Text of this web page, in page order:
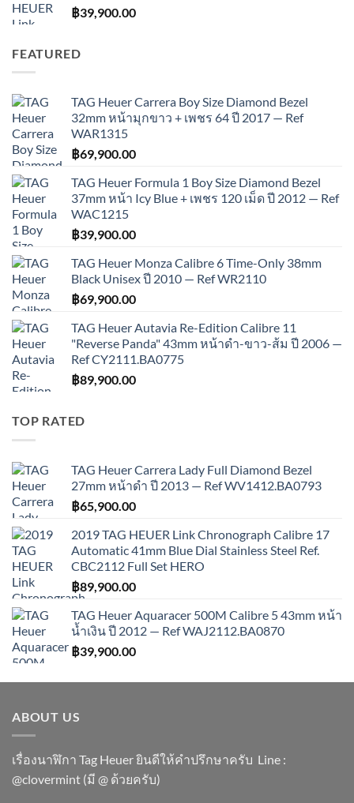
฿39,900.00
FEATURED
TAG Heuer Carrera Boy Size Diamond Bezel
32mm หน้ามุกขาว + เพชร 64 ปี 2017 — Ref
WAR1315
฿69,900.00
TAG Heuer Formula 1 Boy Size Diamond Bezel
37mm หน้า Icy Blue + เพชร 120 เม็ด ปี 2012 — Ref
WAC1215
฿39,900.00
TAG Heuer Monza Calibre 6 Time-Only 38mm
Black Unisex ปี 2010 — Ref WR2110
฿69,900.00
TAG Heuer Autavia Re-Edition Calibre 11
"Reverse Panda" 43mm หน้าดำ-ขาว-ส้ม ปี 2006 —
Ref CY2111.BA0775
฿89,900.00
TOP RATED
TAG Heuer Carrera Lady Full Diamond Bezel
27mm หน้าดำ ปี 2013 — Ref WV1412.BA0793
฿65,900.00
2019 TAG HEUER Link Chronograph Calibre 17
Automatic 41mm Blue Dial Stainless Steel Ref.
CBC2112 Full Set HERO
฿89,900.00
TAG Heuer Aquaracer 500M Calibre 5 43mm หน้า
น้ำเงิน ปี 2012 — Ref WAJ2112.BA0870
฿39,900.00
ABOUT US
เรื่องนาฬิกา Tag Heuer ยินดีให้คำปรึกษาครับ ​Line :
@clovermint (มี @ ด้วยครับ)